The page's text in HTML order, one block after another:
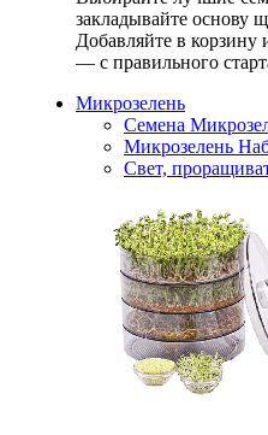
закладывайте основу
Добавляйте в корзину
— с правильного
Микрозелень
Семена
Микрозелень
Свет,